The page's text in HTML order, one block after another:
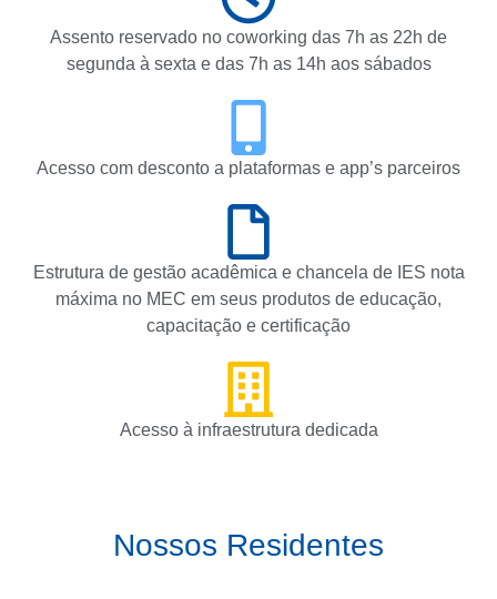
Assento reservado no coworking das 7h as 22h de
segunda à sexta e das 7h as 14h aos sábados
Acesso com desconto a plataformas e app’s parceiros
Estrutura de gestão acadêmica e chancela de IES nota
máxima no MEC em seus produtos de educação,
capacitação e certificação
Acesso à infraestrutura dedicada
Nossos Residentes